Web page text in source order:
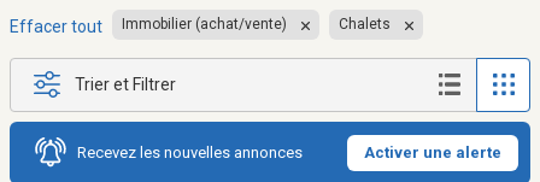
Effacer tout Immobilier (achat/vente) Chalets
Trier et Filtrer
Recevez les nouvelles annonces Activer une alerte